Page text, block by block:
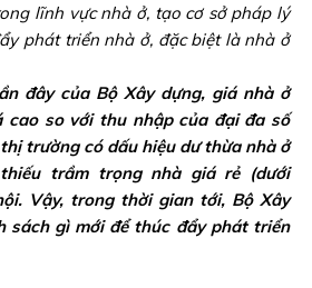
lĩnh vực nhà ở, tạo cơ sở pháp lý
phát triển nhà ở, đặc biệt là nhà ở
đây của Bộ Xây dựng, giá nhà ở
cao so với thu nhập của đại đa số
trường có dấu hiệu dư thừa nhà ở
trầm trọng nhà giá rẻ (dưới
Vậy, trong thời gian tới, Bộ Xây
sách gì mới để thúc đẩy phát triển